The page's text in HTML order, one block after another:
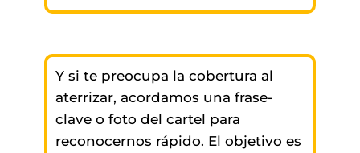
Y si te preocupa la cobertura al
aterrizar, acordamos una frase-
clave o foto del cartel para
reconocernos rápido. El objetivo es